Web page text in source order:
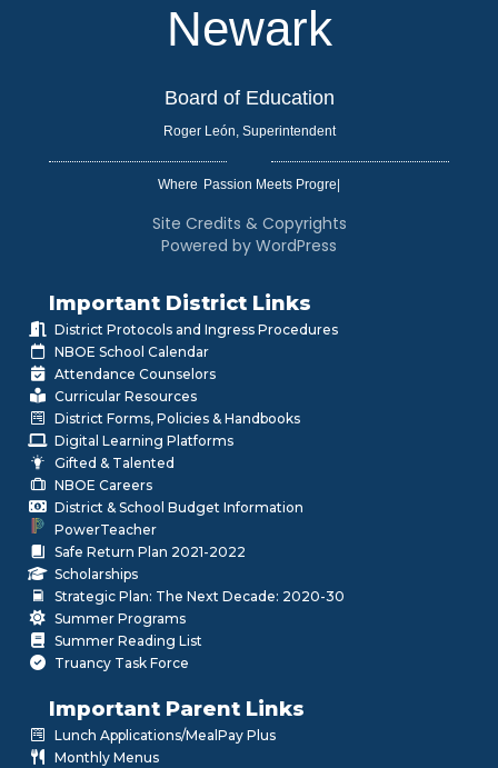
Newark
Board of Education
Roger León, Superintendent
Where
Site Credits & Copyrights
Powered by WordPress
Important District Links
District Protocols and Ingress Procedures
NBOE School Calendar
Attendance Counselors
Curricular Resources
District Forms, Policies & Handbooks
Digital Learning Platforms
Gifted & Talented
NBOE Careers
District & School Budget Information
PowerTeacher
Safe Return Plan 2021-2022
Scholarships
Strategic Plan: The Next Decade: 2020-30
Summer Programs
Summer Reading List
Truancy Task Force
Important Parent Links
Lunch Applications/MealPay Plus
Monthly Menus